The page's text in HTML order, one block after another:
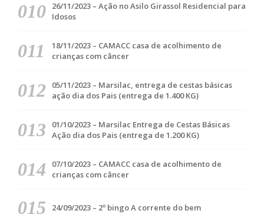
26/11/2023 – Ação no Asilo Girassol Residencial para
Idosos
18/11/2023 – CAMACC casa de acolhimento de
crianças com câncer
05/11/2023 – Marsilac, entrega de cestas básicas
ação dia dos Pais (entrega de 1.400 KG)
01/10/2023 – Marsilac Entrega de Cestas Básicas
Ação dia dos Pais (entrega de 1.200 KG)
07/10/2023 – CAMACC casa de acolhimento de
crianças com câncer
24/09/2023 – 2º bingo A corrente do bem